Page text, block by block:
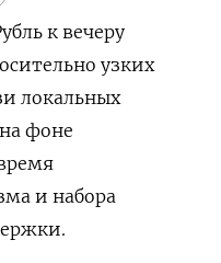
к вечеру
узких
локальных
фоне
и набора